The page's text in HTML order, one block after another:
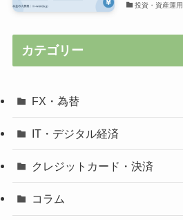
投資・資産運用
カテゴリー
FX・為替
IT・デジタル経済
クレジットカード・決済
コラム